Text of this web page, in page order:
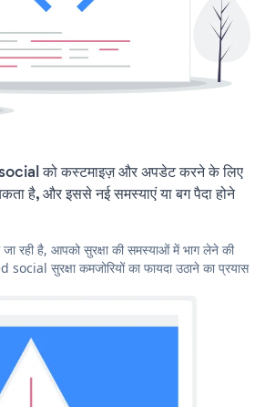
को कस्टमाइज़ और अपडेट करने के लिए
है, और इससे नई समस्याएं या बग पैदा होने
रही है, आपको सुरक्षा की समस्याओं में भाग लेने की
social सुरक्षा कमजोरियों का फायदा उठाने का प्रयास